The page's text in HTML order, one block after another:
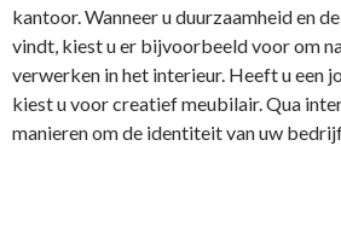
kantoor. Wanneer u duurzaamheid en
vindt, kiest u er bijvoorbeeld voor om
verwerken in het interieur. Heeft u een
kiest u voor creatief meubilair. Qua
manieren om de identiteit van uw